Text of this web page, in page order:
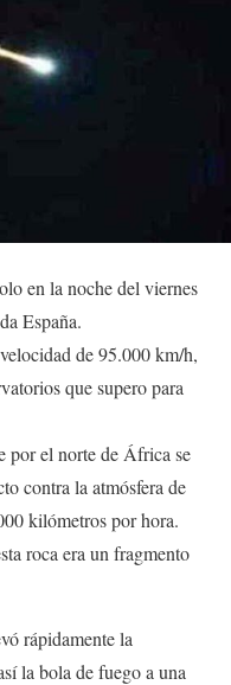
en la noche del viernes
España.
de 95.000 km/h,
que supero para
por el norte de África se
contra la atmósfera de
kilómetros por hora.
roca era un fragmento
rápidamente la
la bola de fuego a una